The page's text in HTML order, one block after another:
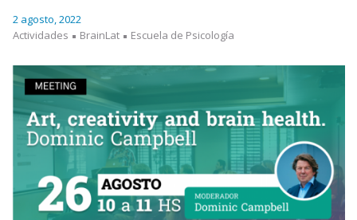
2 agosto, 2022
Actividades
BrainLat Escuela de Psicología